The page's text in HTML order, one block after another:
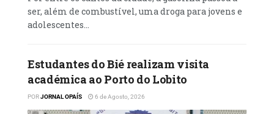
ser, além de combustível, uma droga para jovens e
adolescentes...
Estudantes do Bié realizam visita
académica ao Porto do Lobito
PORJORNAL OPAÍS 6 de Agosto, 2026